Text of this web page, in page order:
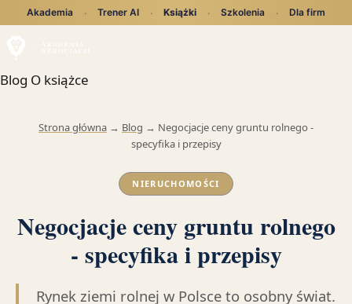
Blog O książce
Strona główna → Blog → Negocjacje ceny gruntu rolnego -
specyfika i przepisy
NIERUCHOMOŚCI
Negocjacje ceny gruntu rolnego
- specyfika i przepisy
Rynek ziemi rolnej w Polsce to osobny świat.
Akademia · Trener AI · Książki · Szkolenia · Dla firm